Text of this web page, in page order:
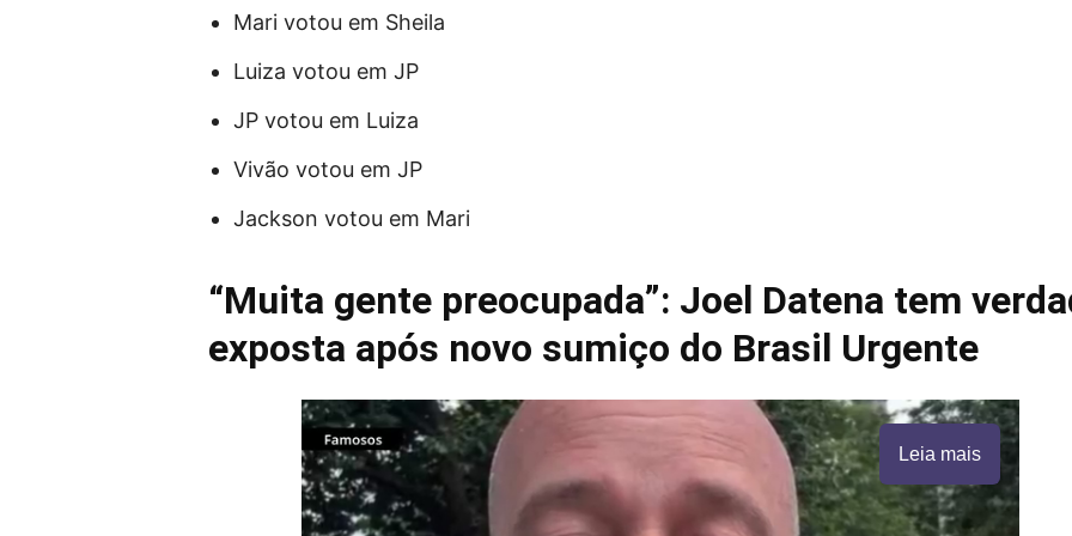
Mari votou em Sheila
Luiza votou em JP
JP votou em Luiza
Vivão votou em JP
Jackson votou em Mari
“Muita gente preocupada”: Joel Datena tem
exposta após novo sumiço do Brasil Urgente
Leia mais